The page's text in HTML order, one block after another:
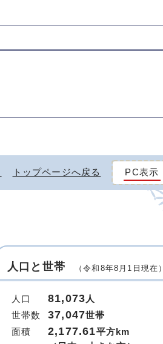
トップページへ戻る PC表示
人口と世帯 （令和8年8月1日現在）
人口 81,073 人
世帯数
37,047世帯
面積
2,177.61平方km